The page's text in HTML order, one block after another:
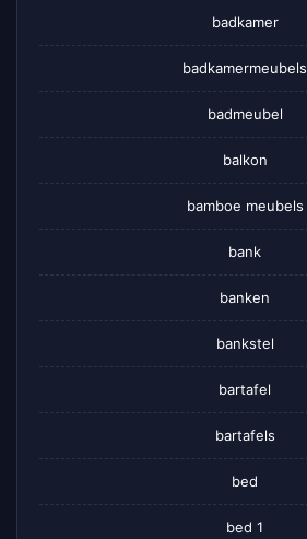
badkamer
badkamermeubels
badmeubel
balkon
bamboe meubels
bank
banken
bankstel
bartafel
bartafels
bed
bed 1